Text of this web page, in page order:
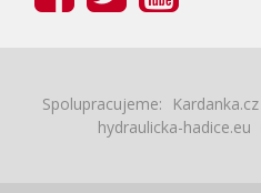
Spolupracujeme: Kardanka.cz
hydraulicka-hadice.eu